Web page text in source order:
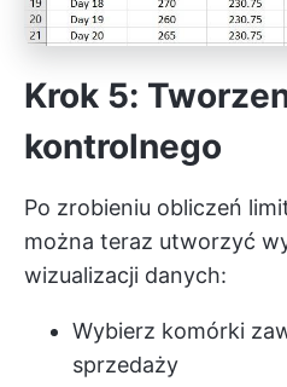
Krok 5:
kontrolnego
Po zrobieniu obliczeń
można teraz utworzyć
wizualizacji danych:
Wybierz komórki
sprzedaży